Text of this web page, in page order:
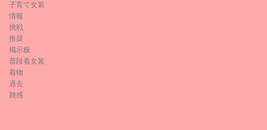
子育て女装
情報
挑戦
推奨
掲示板
普段着女装
着物
過去
雑感